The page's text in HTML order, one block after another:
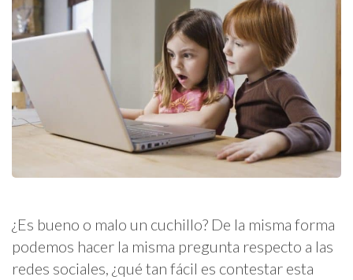
¿Es bueno o malo un cuchillo? De la misma forma
podemos hacer la misma pregunta respecto a las
redes sociales, ¿qué tan fácil es contestar esta